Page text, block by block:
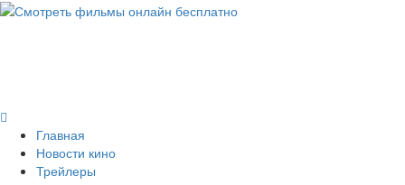
Skip
MenuГлавная
Новости кино
Трейлеры